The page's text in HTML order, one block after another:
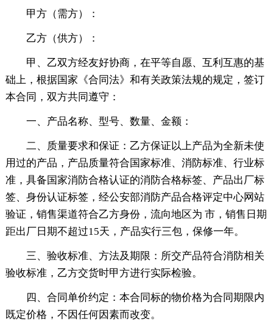
甲方（需方）：
乙方（供方）：
甲、乙双方经友好协商，在平等自愿、互利互惠的基
础上，根据国家《合同法》和有关政策法规的规定，签订
本合同，双方共同遵守：
一、产品名称、型号、数量、金额：
二、质量要求和保证：乙方保证以上产品为全新未使
用过的产品，产品质量符合国家标准、消防标准、行业标
准，具备国家消防合格认证的消防合格标签、产品出厂标
签、身份认证标签，经公安部消防产品合格评定中心网站
验证，销售渠道符合乙方身份，流向地区为 市，销售日期
距出厂日期不超过15天，产品实行三包，保修一年。
三、验收标准、方法及期限：所交产品符合消防相关
验收标准，乙方交货时甲方进行实际检验。
四、合同单价约定：本合同标的物价格为合同期限内
既定价格，不因任何因素而改变。